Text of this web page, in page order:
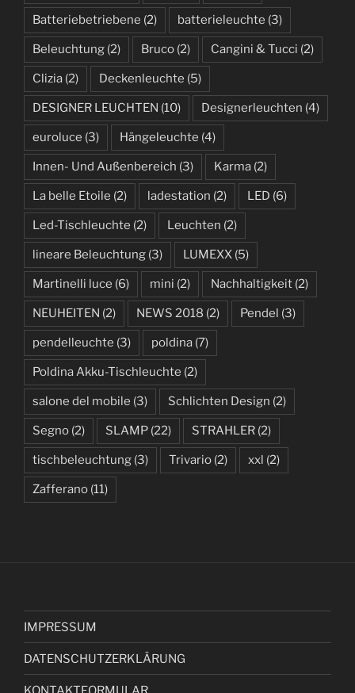
Batteriebetriebene (2) batterieleuchte (3)
Beleuchtung (2) Bruco (2) Cangini & Tucci (2)
Clizia (2) Deckenleuchte (5)
DESIGNER LEUCHTEN (10) Designerleuchten (4)
euroluce (3) Hängeleuchte (4)
Innen- Und Außenbereich (3) Karma (2)
La belle Etoile (2) ladestation (2) LED (6)
Led-Tischleuchte (2) Leuchten (2)
lineare Beleuchtung (3) LUMEXX (5)
Martinelli luce (6) mini (2) Nachhaltigkeit (2)
NEUHEITEN (2) NEWS 2018 (2) Pendel (3)
pendelleuchte (3) poldina (7)
Poldina Akku-Tischleuchte (2)
salone del mobile (3) Schlichten Design (2)
Segno (2) SLAMP (22) STRAHLER (2)
tischbeleuchtung (3) Trivario (2) xxl (2)
Zafferano (11)
IMPRESSUM
DATENSCHUTZERKLÄRUNG